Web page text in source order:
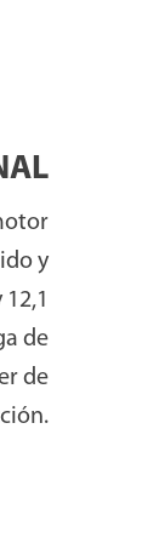
y
de
de